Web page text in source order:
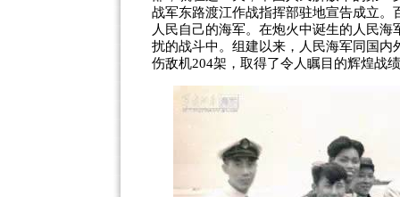
战军东路渡江作战指挥部驻地宣告成立
人民自己的海军。在炮火中诞生的人民
扰的战斗中。组建以来，人民海军同国内
伤敌机204架，取得了令人瞩目的辉煌战